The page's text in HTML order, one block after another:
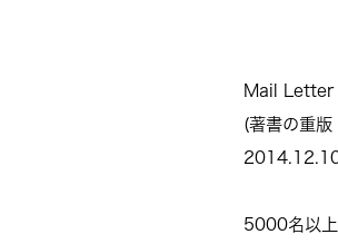
Mail Letter
(著書の重版
5000名以